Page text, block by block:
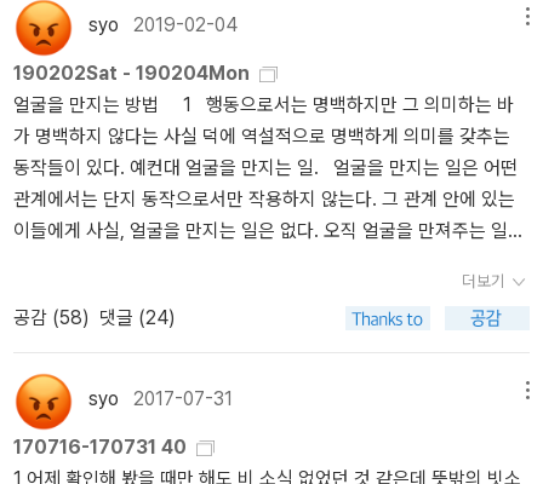
a)’다. ‘개인의 삶을 구원하는 문학’을 지나치게 예찬하는 인물들이 부
담스럽고, 오히려 기괴하다. 소설에 나오는 동물들은(검은 고양이, 표
범, 새 등) 무슨 의미인지 알 수 없다.《격정 세계》를 비판하는 <달궁
> 독자들의 목소리가 점점 높아질수록 헤르메스 님은 차분하게 《격
정 세계》의 장점을 설명하면서 책의 매력을 지키려고 했다. 독서 모임
후기를 어떻게 써야 할지 머리를 굴리던 나는 <달궁> 독자들이 ‘치고
받는’ 대화를 정말 흥미롭게 관전했다. 이래서 내가 <달궁>을 안 나올
수 없다니까. [(구) 민음사 세계문학전집 42]* [절판] 안토니오 그람
시, 린 로너 엮음, 양희정 옮김, 《감옥에서 보낸 편지》 (민음사, 2000
년)[ROUTLEDGE Critical THINKERS 26]* 스티브 존스, 최영석 옮
곤살레스 & 이언 버철 외, 이수현 옮김, 《처음 만나는 혁명가들: 마르
크스, 레닌, 룩셈부르크, 트로츠키, 그람시》 (책갈피, 2015년)헤르메
스 님은 ‘비둘기’ 북클럽의 성격을 안토니오 그람시(Antonio Gramsc
i)가 내세운 개념인 ‘진지전(War of position)’으로 설명했다. 그람시
정도는 알았지만 굉장히 치열한 모양이다. 많이 들여다보지는 않아서
언급하기가 조심스럽긴 하지만 재미있는 데를 발견했는데, 그것은 어
떤 논점을 두고 대립하는 양쪽이 ‘사실은 내 말이 옳다는 것을 저놈도
다 알면서 모종의 이유로 그걸 모른 척, 사료를 조작하거나 제멋대로
해석하며 손바닥으로 하늘을 가리려 하는 중’이라는 태도만큼은 공유
하고 있다는 사실이다. syo는 고조선의 위만이 어느 나라 사람이었는
지, 백제가 요서에 진출할 만큼 강력한 해양세력이었는지, 발해가 말
갈족의 나라인지 고구려인의 나라인지, 가야에 왜놈들이 진을 치고
있었는지 없었는지 따위의 사실들이 어떻게 결론이 나건, 그게 오늘
다. 그래서 그들만의 저 치열한 전투가 정말로 어느 한쪽의 ‘의도적 왜
는 건지, 그 마인드, 혹은 그 뒤에 숨어있을지도 모를 어떤 이권의 맥
락이 훨씬 더 궁금하다. 2. 몰입 / 패티 스미스 지음 / 김선형 옮김:
글쓰기를 운명으로 감고 태어난 것 같은 사람을 발견하면 어떤 감정
늘을 올려다보며 어느 한 별을 손가락으로 가리킨 순간에서 몇 백만
광년이 지나 그 별에 사는 누군가가 역시 하늘을 올려다보다가, 내 손
가락 지문에서 태어나 어두운 우주를 헤엄쳐서 마침내 그 별까지 도
달한 독특한 파장의 가녀린 빛을 포착하는 일에 대해서. 만났는지도
모르고 만나는 일에 대해서. 모든 결정적인 만남은 회상 속에서만 알
아챌 수 있다는 신비한 법칙에 대해서. 그래서, 3그때 그 책이 내
인생의 골목길에 모퉁이 하나를 점지하였다는 사실을 깨닫는 데는 시
간의 도움이 필요하다. 그리고 그 책이 나와 다른 장점과 단점과 관점
에도 도달하지 못하는 한낱 종이뭉치쯤으로 여겨지기도 한다는 사실
을 넉넉히 받아들이려면 공간의 도움조차 필요하다. 마음의 넉넉한
공간. 4 그 공간 역시 사실은 시간이 열어젖힌다. 결국은 모두 시
간이 하는 일이다. 5 그러나 시간과 공간의 도움으로 가끔은, 내
게 꼭 필요한 순간에 꼭 필요한 책을 읽고 있다는 확신에 찬 손길로 책
장을 넘기고, 자신감 있게 밑줄을 긋고, 여백에 짧은 글귀를 남기며 스
syo 2019-02-04
190202Sat - 190204Mon
얼굴을 만지는 방법 1 행동으로서는 명백하지만 그 의미하는 바
가 명백하지 않다는 사실 덕에 역설적으로 명백하게 의미를 갖추는
동작들이 있다. 예컨대 얼굴을 만지는 일. 얼굴을 만지는 일은 어떤
관계에서는 단지 동작으로서만 작용하지 않는다. 그 관계 안에 있는
이들에게 사실, 얼굴을 만지는 일은 없다. 오직 얼굴을 만져주는 일과,
주할 뿐이다. 어떤 사랑은 그렇게 생겼거나, 그렇게 생겼다고 받아들
여진다. 우리는 몰두한다. 얼굴을 만지는 일에는 불필요할 섬세함이,
얼굴을 만져주는 일에는 요구된다. 그래서 그 일은 충분히 연구의 대
상이 되고, 서로는 아무리 연구해도 충분하지 않은 대상이 된다. 우리
가 충분히 몰두할수록, 우리는 몰두하기에 충분해진다. 가령, 핸들을
잡고 있는 당신의 얼굴에 손을 가져갈 때, 나는 연구한다. 손등 방향으
더보기
공감 (58) 댓글 (24)
syo 2017-07-31
170716-170731 40
1 어제 확인해 봤을 때만 해도 비 소식 없었던 것 같은데 뜻밖의 빗소